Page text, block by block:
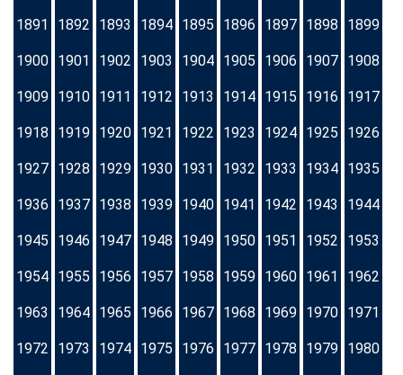
1891 1892 1893 1894 1895 1896 1897 1898 1899
1900 1901 1902 1903 1904 1905 1906 1907 1908
1909 1910 1911 1912 1913 1914 1915 1916 1917
1918 1919 1920 1921 1922 1923 1924 1925 1926
1927 1928 1929 1930 1931 1932 1933 1934 1935
1936 1937 1938 1939 1940 1941 1942 1943 1944
1945 1946 1947 1948 1949 1950 1951 1952 1953
1954 1955 1956 1957 1958 1959 1960 1961 1962
1963 1964 1965 1966 1967 1968 1969 1970 1971
1972 1973 1974 1975 1976 1977 1978 1979 1980